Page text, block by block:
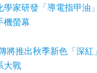
學家研發「導電指甲油
機螢幕
將推出秋季新色「深紅
大戰